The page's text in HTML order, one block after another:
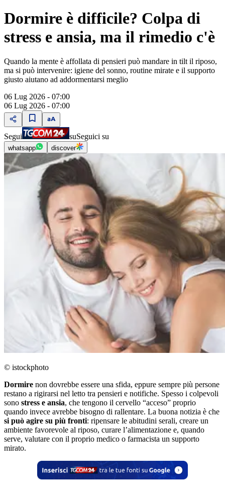
Dormire è difficile? Colpa di
stress e ansia, ma il rimedio c'è
Quando la mente è affollata di pensieri può mandare in tilt il riposo,
ma si può intervenire: igiene del sonno, routine mirate e il supporto
giusto aiutano ad addormentarsi meglio
06 Lug 2026 - 07:00
06 Lug 2026 - 07:00
Segui suSeguici su
whatsapp discover
© istockphoto
Dormire non dovrebbe essere una sfida, eppure sempre più persone
restano a rigirarsi nel letto tra pensieri e notifiche. Spesso i colpevoli
sono stress e ansia, che tengono il cervello “acceso” proprio
quando invece avrebbe bisogno di rallentare. La buona notizia è che
si può agire su più fronti: ripensare le abitudini serali, creare un
ambiente favorevole al riposo, curare l’alimentazione e, quando
serve, valutare con il proprio medico o farmacista un supporto
mirato.